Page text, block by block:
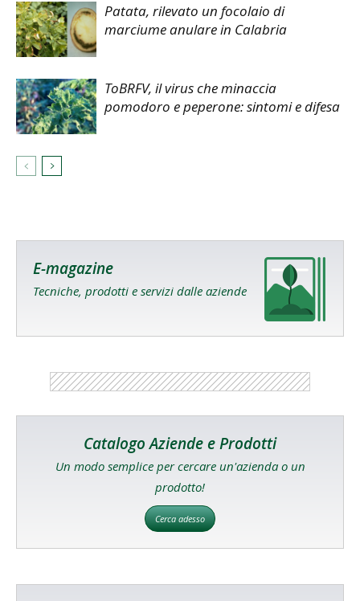
Patata, rilevato un focolaio di
marciume anulare in Calabria
ToBRFV, il virus che minaccia
pomodoro e peperone: sintomi e difesa
E-magazine
Tecniche, prodotti e servizi dalle aziende
Catalogo Aziende e Prodotti
Un modo semplice per cercare un'azienda o un
prodotto!
Cerca adesso